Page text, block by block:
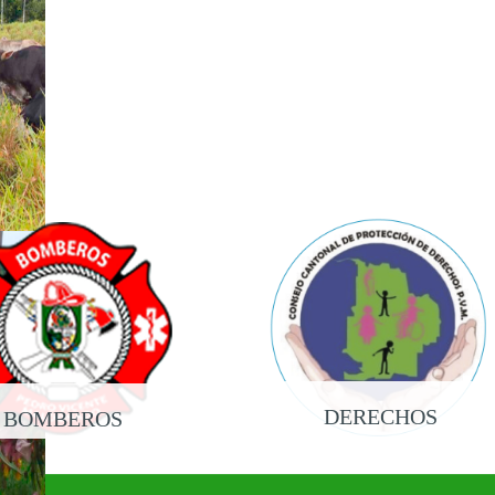
BOMBEROS DERECHOS